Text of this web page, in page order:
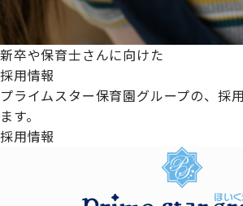
新卒や保育士さんに向けた
採用情報
プライムスター保育園グループの、採
ます。
採用情報